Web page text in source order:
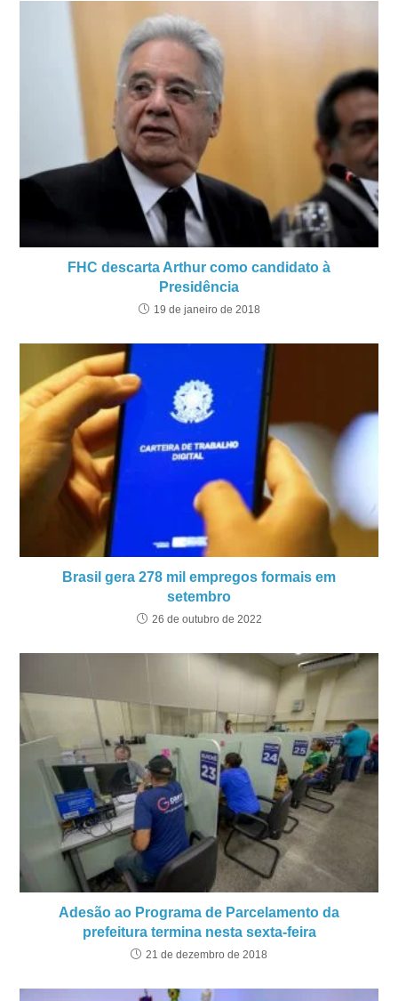
FHC descarta Arthur como candidato à
Presidência
19 de janeiro de 2018
Brasil gera 278 mil empregos formais em
setembro
26 de outubro de 2022
Adesão ao Programa de Parcelamento da
prefeitura termina nesta sexta-feira
21 de dezembro de 2018